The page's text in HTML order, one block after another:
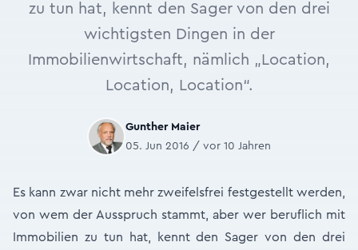
zu tun hat, kennt den Sager von den drei
wichtigsten Dingen in der
Immobilienwirtschaft, nämlich „Location,
Location, Location“.
Gunther Maier
05. Jun 2016 / vor 10 Jahren
Es kann zwar nicht mehr zweifelsfrei festgestellt werden,
von wem der Ausspruch stammt, aber wer beruflich mit
Immobilien zu tun hat, kennt den Sager von den drei